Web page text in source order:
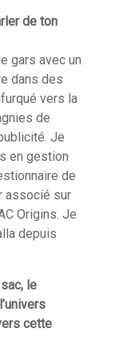
de ton
gars avec un
dans des
vers la
de
Je
en gestion
de
associé sur
Origins . Je
depuis
le
cette